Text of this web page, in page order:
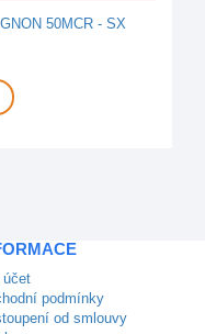
účet
podmínky
od smlouvy